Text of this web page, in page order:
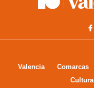
Valencia Comarcas
Cultura